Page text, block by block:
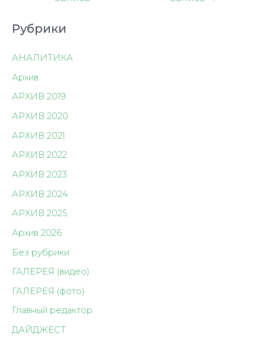
Рубрики
АНАЛИТИКА
Архив
АРХИВ 2019
АРХИВ 2020
АРХИВ 2021
АРХИВ 2022
АРХИВ 2023
АРХИВ 2024
АРХИВ 2025
Архив 2026
Без рубрики
ГАЛЕРЕЯ (видео)
ГАЛЕРЕЯ (фото)
Главный редактор
ДАЙДЖЕСТ